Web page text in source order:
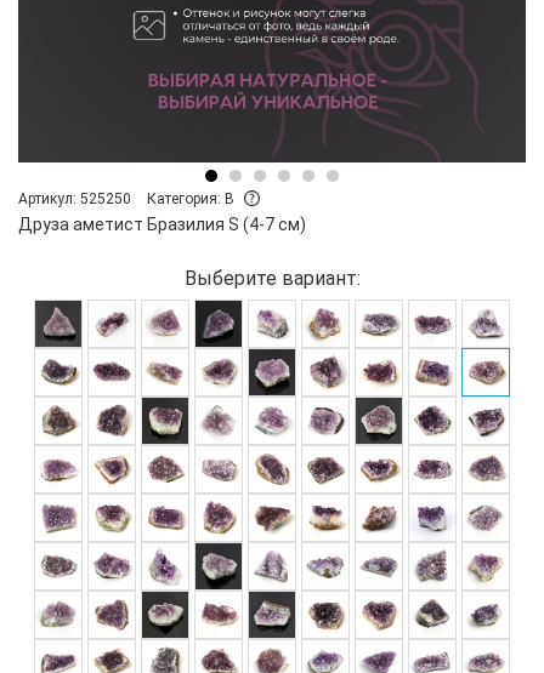
Артикул: 525250 Категория: B
Друза аметист Бразилия S (4-7 см)
Выберите вариант: